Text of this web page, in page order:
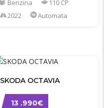
Benzina
110 CP
2022
Automata
13 .990€
SKODA OCTAVIA